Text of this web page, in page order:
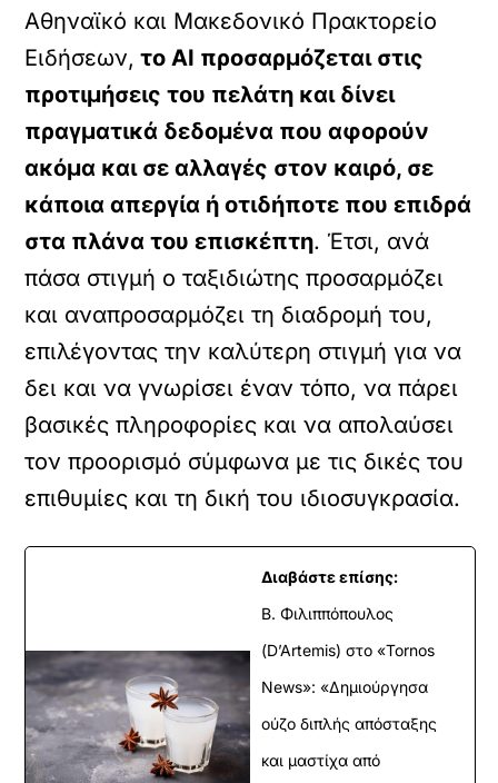
Αθηναϊκό και Μακεδονικό Πρακτορείο
Ειδήσεων, το AI προσαρμόζεται στις
προτιμήσεις του πελάτη και δίνει
πραγματικά δεδομένα που αφορούν
ακόμα και σε αλλαγές στον καιρό, σε
κάποια απεργία ή οτιδήποτε που επιδρά
στα πλάνα του επισκέπτη. Έτσι, ανά
πάσα στιγμή ο ταξιδιώτης προσαρμόζει
και αναπροσαρμόζει τη διαδρομή του,
επιλέγοντας την καλύτερη στιγμή για να
δει και να γνωρίσει έναν τόπο, να πάρει
βασικές πληροφορίες και να απολαύσει
τον προορισμό σύμφωνα με τις δικές του
επιθυμίες και τη δική του ιδιοσυγκρασία.
Διαβάστε επίσης:
Β. Φιλιππόπουλος
(D’Artemis) στο «Tornos
News»: «Δημιούργησα
ούζο διπλής απόσταξης
και μαστίχα από